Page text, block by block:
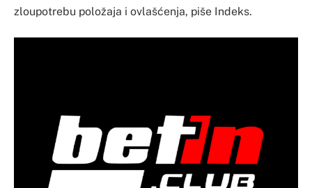
zloupotrebu položaja i ovlašćenja, piše Indeks.